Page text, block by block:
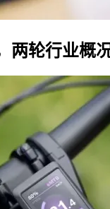
轮行业概况